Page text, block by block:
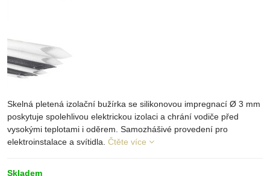
Skelná pletená izolační bužírka se silikonovou impregnací Ø 3 mm
poskytuje spolehlivou elektrickou izolaci a chrání vodiče před
vysokými teplotami i oděrem. Samozhášivé provedení pro
elektroinstalace a svítidla. Čtěte více
Skladem